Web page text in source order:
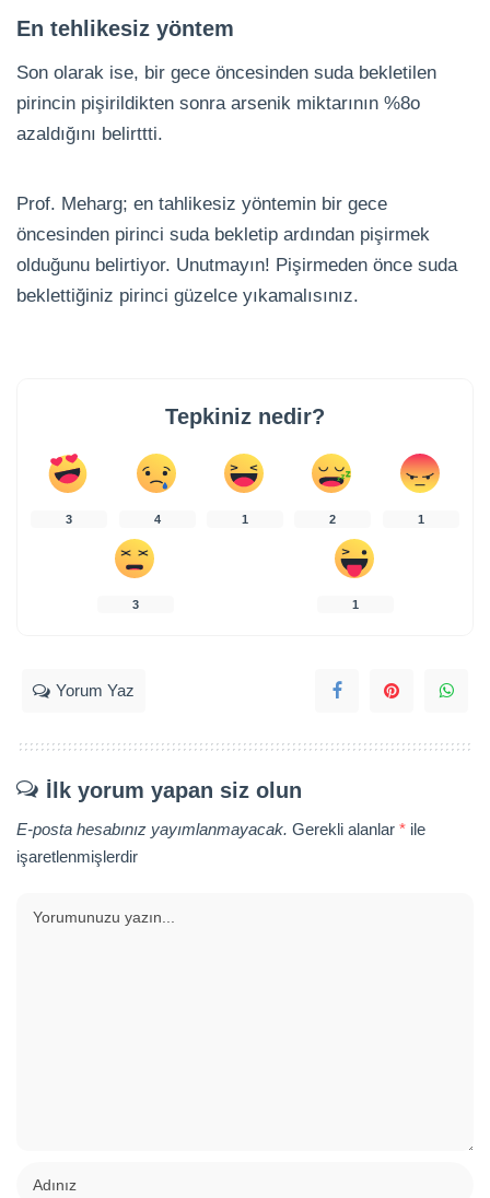
En tehlikesiz yöntem
Son olarak ise, bir gece öncesinden suda bekletilen
pirincin pişirildikten sonra arsenik miktarının %8o
azaldığını belirttti.
Prof. Meharg; en tahlikesiz yöntemin bir gece
öncesinden pirinci suda bekletip ardından pişirmek
olduğunu belirtiyor. Unutmayın! Pişirmeden önce suda
beklettiğiniz pirinci güzelce yıkamalısınız.
Tepkiniz nedir?
3 4 1 2 1
3 1
Yorum Yaz
İlk yorum yapan siz olun
E-posta hesabınız yayımlanmayacak. Gerekli alanlar * ile
işaretlenmişlerdir